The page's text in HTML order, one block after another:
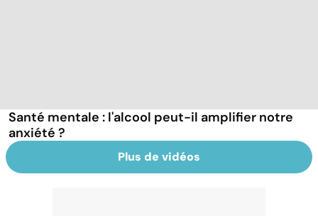
Santé mentale : l'alcool peut-il amplifier notre
anxiété ?
Plus de vidéos